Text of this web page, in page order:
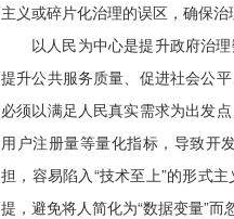
主义或碎片化治理的误区，确保
以人民为中心是提升政府治
提升公共服务质量、促进社会公
必须以满足人民真实需求为出发
用户注册量等量化指标，导致开
担，容易陷入“技术至上”的形式
提，避免将人简化为“数据变量”